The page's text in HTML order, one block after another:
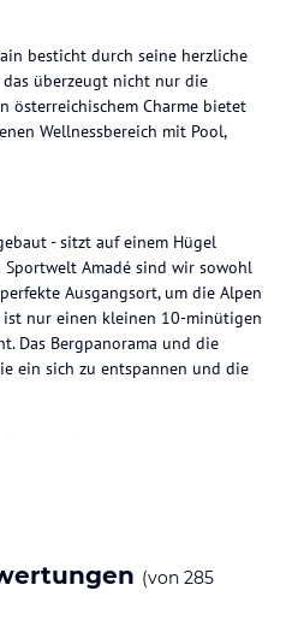
besticht durch seine herzliche
überzeugt nicht nur die
österreichischem Charme bietet
Wellnessbereich mit Pool,
- sitzt auf einem Hügel
Amadé sind wir sowohl
Ausgangsort, um die Alpen
ist nur einen kleinen 10-minütigen
Das Bergpanorama und die
ein sich zu entspannen und die
eigene Dusche und WC,
die meisten sind mit einem Balkon
(von 285